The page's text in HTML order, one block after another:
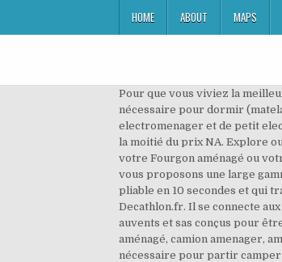
HOME ABOUT MAPS
Pour que vous viviez la
nécessaire pour dormir
electromenager et de petit
la moitié du prix NA. Explore
votre Fourgon aménagé ou
vous proposons une large
pliable en 10 secondes et qui
Decathlon.fr. Il se connecte
auvents et sas conçus pour
aménagé, camion amenager,
nécessaire pour partir camper